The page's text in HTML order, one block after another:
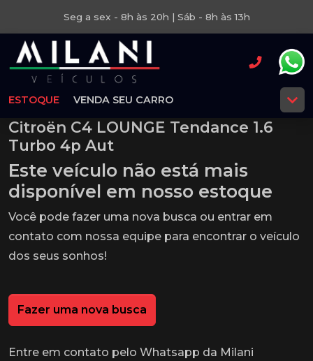
Seg a sex - 8h às 20h | Sáb - 8h às 13h
ESTOQUE VENDA SEU CARRO
Citroën C4 LOUNGE Tendance 1.6
Turbo 4p Aut
Este veículo não está mais
disponível em nosso estoque
Você pode fazer uma nova busca ou entrar em
contato com nossa equipe para encontrar o veículo
dos seus sonhos!
Fazer uma nova busca
Entre em contato pelo Whatsapp da Milani